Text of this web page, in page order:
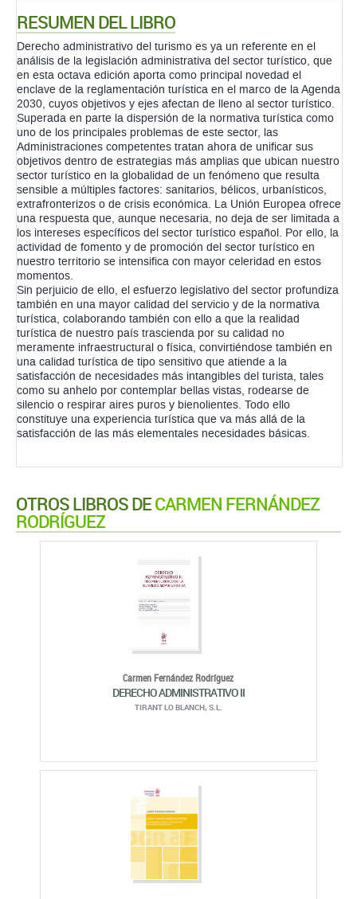
RESUMEN DEL LIBRO
Derecho administrativo del turismo es ya un referente en el
análisis de la legislación administrativa del sector turístico, que
en esta octava edición aporta como principal novedad el
enclave de la reglamentación turística en el marco de la Agenda
2030, cuyos objetivos y ejes afectan de lleno al sector turístico.
Superada en parte la dispersión de la normativa turística como
uno de los principales problemas de este sector, las
Administraciones competentes tratan ahora de unificar sus
objetivos dentro de estrategias más amplias que ubican nuestro
sector turístico en la globalidad de un fenómeno que resulta
sensible a múltiples factores: sanitarios, bélicos, urbanísticos,
extrafronterizos o de crisis económica. La Unión Europea ofrece
una respuesta que, aunque necesaria, no deja de ser limitada a
los intereses específicos del sector turístico español. Por ello, la
actividad de fomento y de promoción del sector turístico en
nuestro territorio se intensifica con mayor celeridad en estos
momentos.
Sin perjuicio de ello, el esfuerzo legislativo del sector profundiza
también en una mayor calidad del servicio y de la normativa
turística, colaborando también con ello a que la realidad
turística de nuestro país trascienda por su calidad no
meramente infraestructural o física, convirtiéndose también en
una calidad turística de tipo sensitivo que atiende a la
satisfacción de necesidades más intangibles del turista, tales
como su anhelo por contemplar bellas vistas, rodearse de
silencio o respirar aires puros y bienolientes. Todo ello
constituye una experiencia turística que va más allá de la
satisfacción de las más elementales necesidades básicas.
OTROS LIBROS DECARMEN FERNÁNDEZ
RODRÍGUEZ
Carmen Fernández Rodríguez
DERECHO ADMINISTRATIVO II
TIRANT LO BLANCH, S.L.